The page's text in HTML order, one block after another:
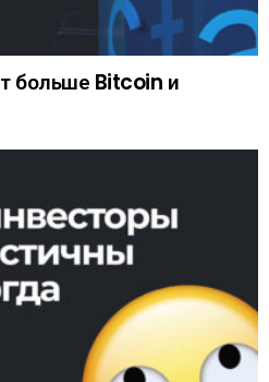
больше Bitcoin и